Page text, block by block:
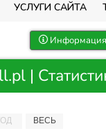
УСЛУГИ САЙТА
|
ВЕСЬ